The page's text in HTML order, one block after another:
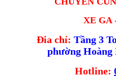
XE GA
Đia chỉ: Tầng 3
phường
Hotline: